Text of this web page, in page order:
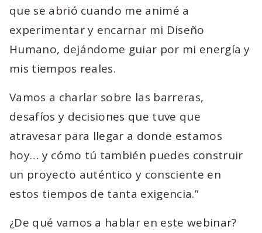
que se abrió cuando me animé a
experimentar y encarnar mi Diseño
Humano, dejándome guiar por mi energía y
mis tiempos reales.
Vamos a charlar sobre las barreras,
desafíos y decisiones que tuve que
atravesar para llegar a donde estamos
hoy… y cómo tú también puedes construir
un proyecto auténtico y consciente en
estos tiempos de tanta exigencia.”
¿De qué vamos a hablar en este webinar?